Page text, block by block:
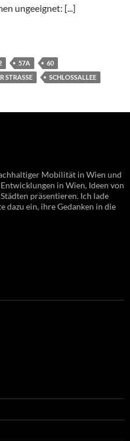
ungeeignet: [...]
57A
60
STRASSE SCHLOSSALLEE
Mobilität in Wien und
in Wien, Ideen von
präsentieren. Ich lade
dazu ein, ihre Gedanken in die